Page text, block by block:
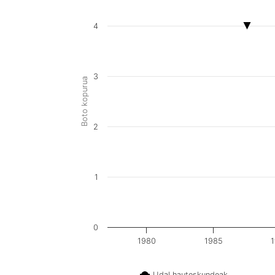
Boto kopurua
1980 1985
0
1
2
3
4